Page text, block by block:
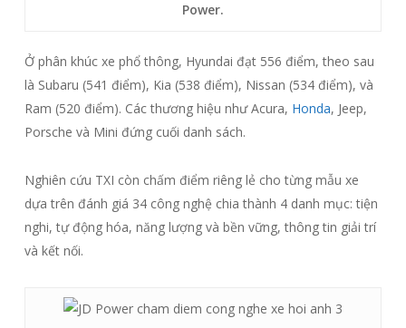
Power.
Ở phân khúc xe phổ thông, Hyundai đạt 556 điểm, theo sau
là Subaru (541 điểm), Kia (538 điểm), Nissan (534 điểm), và
Ram (520 điểm). Các thương hiệu như Acura, Honda, Jeep,
Porsche và Mini đứng cuối danh sách.
Nghiên cứu TXI còn chấm điểm riêng lẻ cho từng mẫu xe
dựa trên đánh giá 34 công nghệ chia thành 4 danh mục: tiện
nghi, tự động hóa, năng lượng và bền vững, thông tin giải trí
và kết nối.